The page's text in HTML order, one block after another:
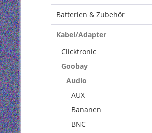
Batterien & Zubehör
Kabel/Adapter
Clicktronic
Goobay
Audio
AUX
Bananen
BNC